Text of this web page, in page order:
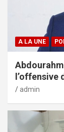
A LA UNE
admin